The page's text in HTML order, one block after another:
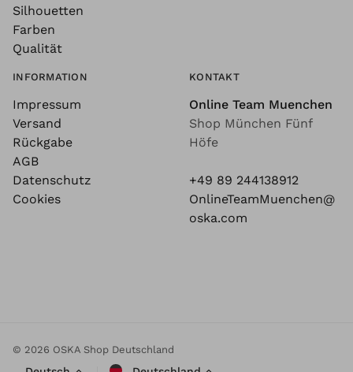
Silhouetten
Farben
Qualität
INFORMATION
Impressum
Versand
Rückgabe
AGB
Datenschutz
Cookies
KONTAKT
Online Team Muenchen
Shop München Fünf
Höfe
+49 89 244138912
OnlineTeamMuenchen@
oska.com
© 2026 OSKA Shop Deutschland